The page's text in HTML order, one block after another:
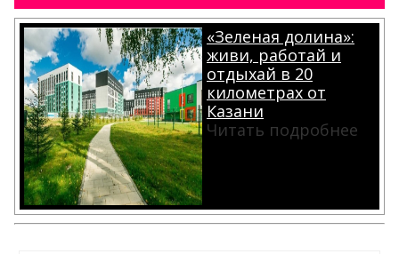
«Зеленая долина»:
живи, работай и
отдыхай в 20
километрах от
Казани
Читать подробнее